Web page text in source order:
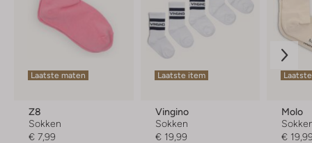
Laatste maten
Z8
Sokken
€ 7,99
Laatste item
Vingino
Sokken
€ 19,99
Molo
€